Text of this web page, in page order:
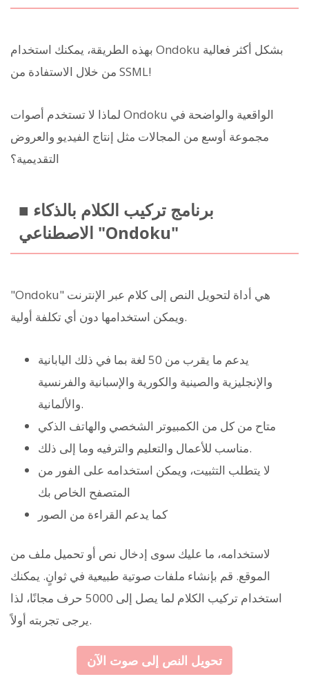
بهذه الطريقة، يمكنك استخدام Ondoku بشكل أكثر فعالية
من خلال الاستفادة من SSML!
لماذا لا تستخدم أصوات Ondoku الواقعية والواضحة في
مجموعة أوسع من المجالات مثل إنتاج الفيديو والعروض
التقديمية؟
■ برنامج تركيب الكلام بالذكاء
الاصطناعي "Ondoku"
"Ondoku" هي أداة لتحويل النص إلى كلام عبر الإنترنت
ويمكن استخدامها دون أي تكلفة أولية.
يدعم ما يقرب من 50 لغة بما في ذلك اليابانية
والإنجليزية والصينية والكورية والإسبانية والفرنسية
والألمانية.
متاح من كل من الكمبيوتر الشخصي والهاتف الذكي
مناسب للأعمال والتعليم والترفيه وما إلى ذلك.
لا يتطلب التثبيت، ويمكن استخدامه على الفور من
المتصفح الخاص بك
كما يدعم القراءة من الصور
لاستخدامه، ما عليك سوى إدخال نص أو تحميل ملف من
الموقع. قم بإنشاء ملفات صوتية طبيعية في ثوانٍ. يمكنك
استخدام تركيب الكلام لما يصل إلى 5000 حرف مجانًا، لذا
يرجى تجربته أولاً.
تحويل النص إلى صوت الآن